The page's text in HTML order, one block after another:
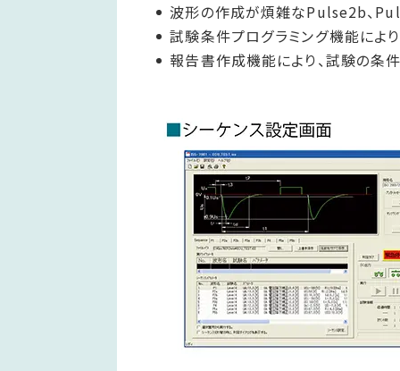
波形の作成が煩雑なPulse2b、
試験条件プログラミング機能によ
報告書作成機能により、試験の条